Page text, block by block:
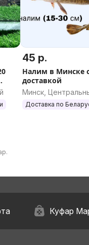
45 р.
Налим в Минске
доставкой
Минск,
Доставка по
Куфар